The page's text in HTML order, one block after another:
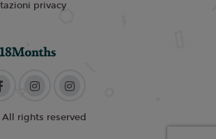
privacy
rights reserved